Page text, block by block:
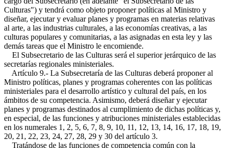
Culturas") y tendrá como objeto proponer políticas al Ministro y
diseñar, ejecutar y evaluar planes y programas en materias relativas
al arte, a las industrias culturales, a las economías creativas, a las
culturas populares y comunitarias, a las asignadas en esta ley y las
demás tareas que el Ministro le encomiende.
El Subsecretario de las Culturas será el superior jerárquico de las
secretarías regionales ministeriales.
Artículo 9.- La Subsecretaría de las Culturas deberá proponer al
Ministro políticas, planes y programas coherentes con las políticas
ministeriales para el desarrollo artístico y cultural del país, en los
ámbitos de su competencia. Asimismo, deberá diseñar y ejecutar
planes y programas destinados al cumplimiento de dichas políticas y,
en especial, de las funciones y atribuciones ministeriales establecidas
en los numerales 1, 2, 5, 6, 7, 8, 9, 10, 11, 12, 13, 14, 16, 17, 18, 19,
20, 21, 22, 23, 24, 27, 28, 29 y 30 del artículo 3.
Tratándose de las funciones de competencia común con la